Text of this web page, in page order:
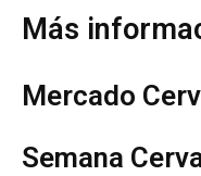
Más
Mercado
Semana